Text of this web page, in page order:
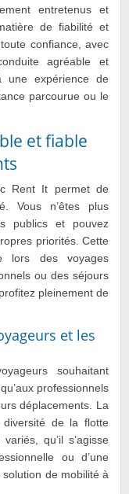
entretenus et
de fiabilité et
confiance, avec
agréable et
une expérience de
parcourue ou le
et fiable
Rent It permet de
Vous n’êtes plus
publics et pouvez
priorités. Cette
lors des voyages
ou des séjours
pleinement de
et les
souhaitant
professionnels
déplacements. La
de la flotte
qu’il s’agisse
ou d’une
solution de mobilité à